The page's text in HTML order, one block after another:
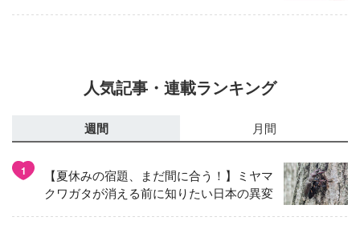
人気記事・連載ランキング
週間 月間
1
【夏休みの宿題、まだ間に合う！】ミヤマ
クワガタが消える前に知りたい日本の異変